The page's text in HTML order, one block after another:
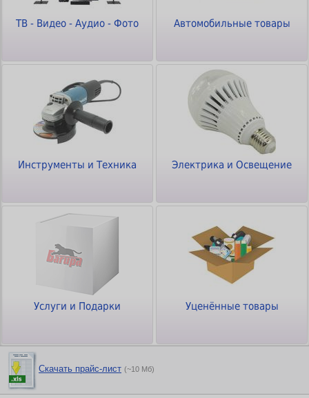
ТВ - Видео - Аудио - Фото Автомобильные товары
Инструменты и Техника Электрика и Освещение
Услуги и Подарки Уценённые товары
Скачать прайс-лист (~10 Мб)